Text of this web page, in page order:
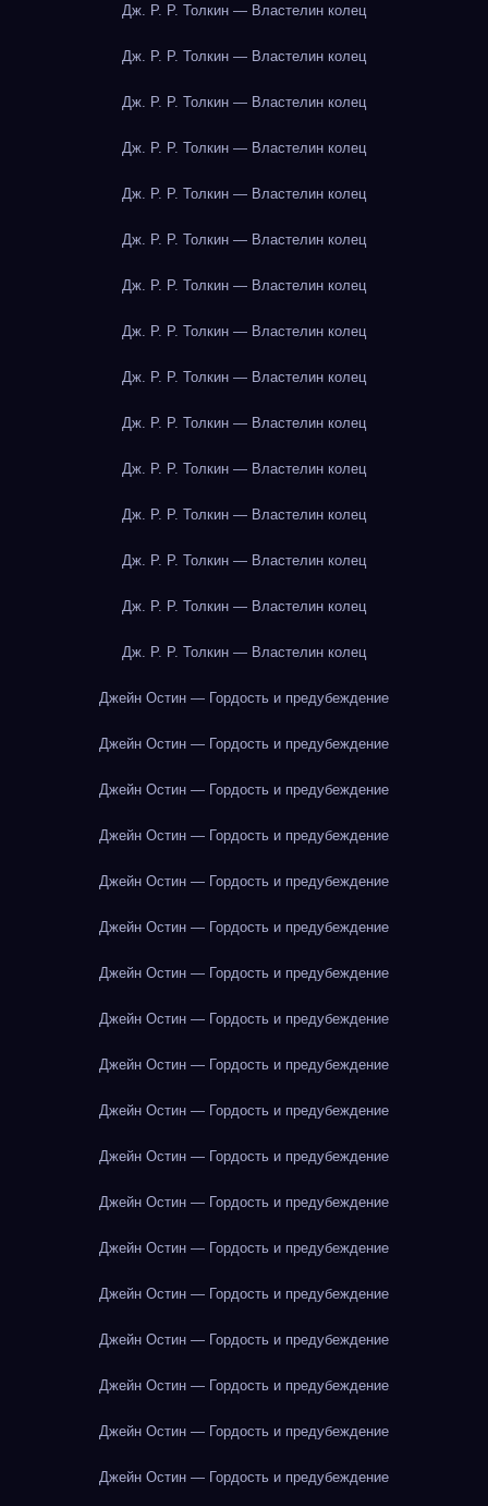
Дж. Р. Р. Толкин — Властелин колец
Дж. Р. Р. Толкин — Властелин колец
Дж. Р. Р. Толкин — Властелин колец
Дж. Р. Р. Толкин — Властелин колец
Дж. Р. Р. Толкин — Властелин колец
Дж. Р. Р. Толкин — Властелин колец
Дж. Р. Р. Толкин — Властелин колец
Дж. Р. Р. Толкин — Властелин колец
Дж. Р. Р. Толкин — Властелин колец
Дж. Р. Р. Толкин — Властелин колец
Дж. Р. Р. Толкин — Властелин колец
Дж. Р. Р. Толкин — Властелин колец
Дж. Р. Р. Толкин — Властелин колец
Дж. Р. Р. Толкин — Властелин колец
Дж. Р. Р. Толкин — Властелин колец
Джейн Остин — Гордость и предубеждение
Джейн Остин — Гордость и предубеждение
Джейн Остин — Гордость и предубеждение
Джейн Остин — Гордость и предубеждение
Джейн Остин — Гордость и предубеждение
Джейн Остин — Гордость и предубеждение
Джейн Остин — Гордость и предубеждение
Джейн Остин — Гордость и предубеждение
Джейн Остин — Гордость и предубеждение
Джейн Остин — Гордость и предубеждение
Джейн Остин — Гордость и предубеждение
Джейн Остин — Гордость и предубеждение
Джейн Остин — Гордость и предубеждение
Джейн Остин — Гордость и предубеждение
Джейн Остин — Гордость и предубеждение
Джейн Остин — Гордость и предубеждение
Джейн Остин — Гордость и предубеждение
Джейн Остин — Гордость и предубеждение